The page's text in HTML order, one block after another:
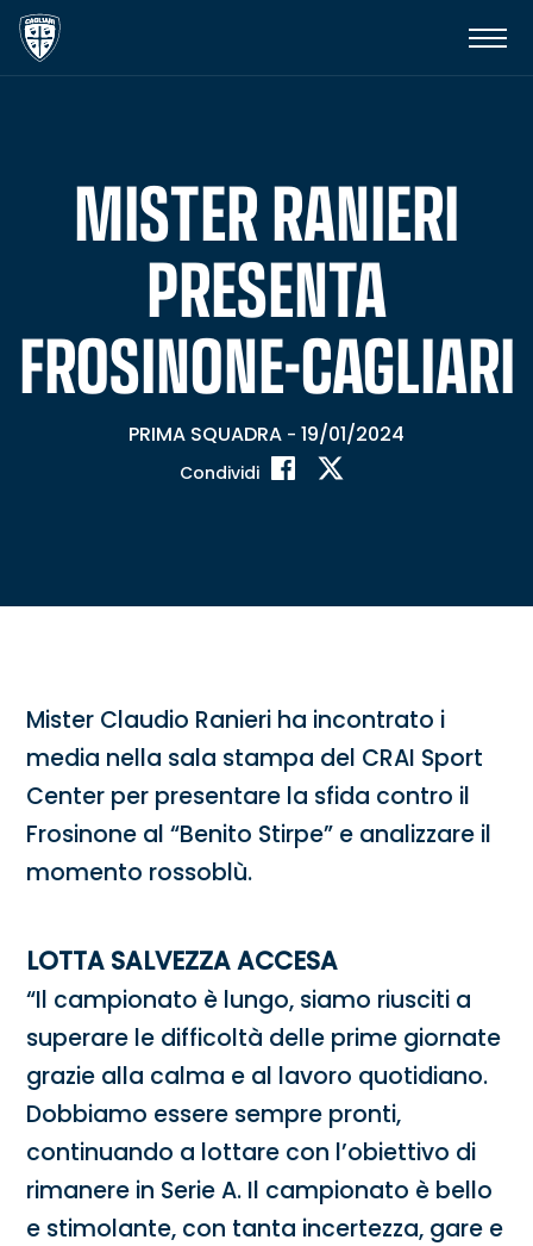
MISTER RANIERI
PRESENTA
FROSINONE-CAGLIARI
PRIMA SQUADRA - 19/01/2024
Condividi
Mister Claudio Ranieri ha incontrato i
media nella sala stampa del CRAI Sport
Center per presentare la sfida contro il
Frosinone al “Benito Stirpe” e analizzare il
momento rossoblù.
LOTTA SALVEZZA ACCESA
“Il campionato è lungo, siamo riusciti a
superare le difficoltà delle prime giornate
grazie alla calma e al lavoro quotidiano.
Dobbiamo essere sempre pronti,
continuando a lottare con l’obiettivo di
rimanere in Serie A. Il campionato è bello
e stimolante, con tanta incertezza, gare e